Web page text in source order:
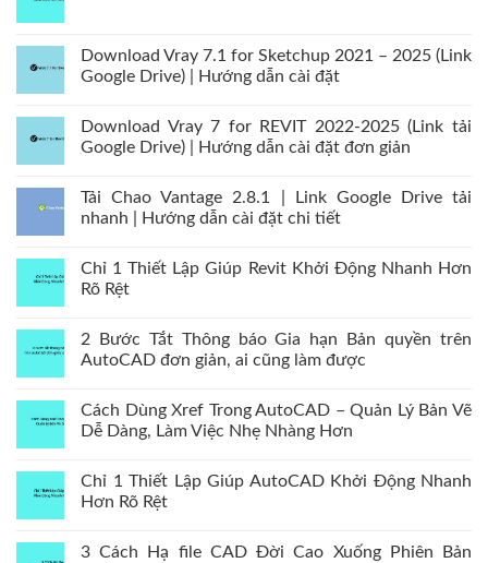
Download Vray 7.1 for Sketchup 2021 – 2025 (Link
Google Drive) | Hướng dẫn cài đặt
Download Vray 7 for REVIT 2022-2025 (Link tải
Google Drive) | Hướng dẫn cài đặt đơn giản
Tải Chao Vantage 2.8.1 | Link Google Drive tải
nhanh | Hướng dẫn cài đặt chi tiết
Chỉ 1 Thiết Lập Giúp Revit Khởi Động Nhanh Hơn
Rõ Rệt
2 Bước Tắt Thông báo Gia hạn Bản quyền trên
AutoCAD đơn giản, ai cũng làm được
Cách Dùng Xref Trong AutoCAD – Quản Lý Bản Vẽ
Dễ Dàng, Làm Việc Nhẹ Nhàng Hơn
Chỉ 1 Thiết Lập Giúp AutoCAD Khởi Động Nhanh
Hơn Rõ Rệt
3 Cách Hạ file CAD Đời Cao Xuống Phiên Bản